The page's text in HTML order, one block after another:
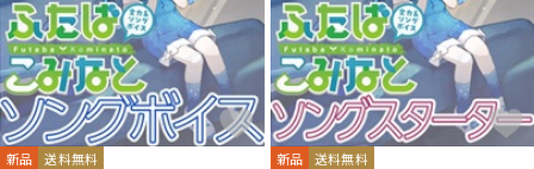
新品 送料無料 新品 送料無料